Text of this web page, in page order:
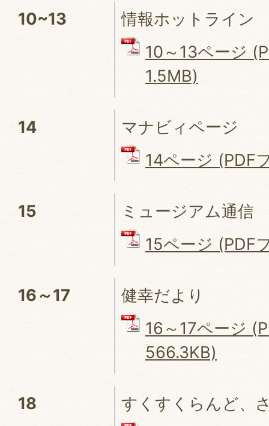
10~13
情報ホットライン
10～13ページ
1.5MB)
14
マナビィページ
14ページ (PDF
15
ミュージアム通信
15ページ (PDF
16～17
健幸だより
16～17ページ
566.3KB)
18
すくすくらんど、